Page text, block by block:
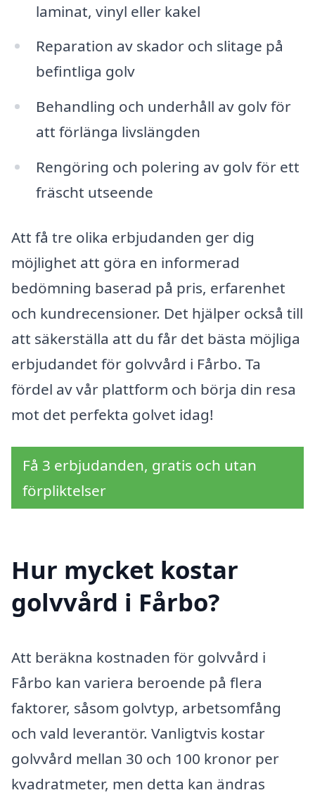
laminat, vinyl eller kakel
Reparation av skador och slitage på
befintliga golv
Behandling och underhåll av golv för
att förlänga livslängden
Rengöring och polering av golv för ett
fräscht utseende
Att få tre olika erbjudanden ger dig
möjlighet att göra en informerad
bedömning baserad på pris, erfarenhet
och kundrecensioner. Det hjälper också till
att säkerställa att du får det bästa möjliga
erbjudandet för golvvård i Fårbo. Ta
fördel av vår plattform och börja din resa
mot det perfekta golvet idag!
Få 3 erbjudanden, gratis och utan
förpliktelser
Hur mycket kostar
golvvård i Fårbo?
Att beräkna kostnaden för golvvård i
Fårbo kan variera beroende på flera
faktorer, såsom golvtyp, arbetsomfång
och vald leverantör. Vanligtvis kostar
golvvård mellan 30 och 100 kronor per
kvadratmeter, men detta kan ändras